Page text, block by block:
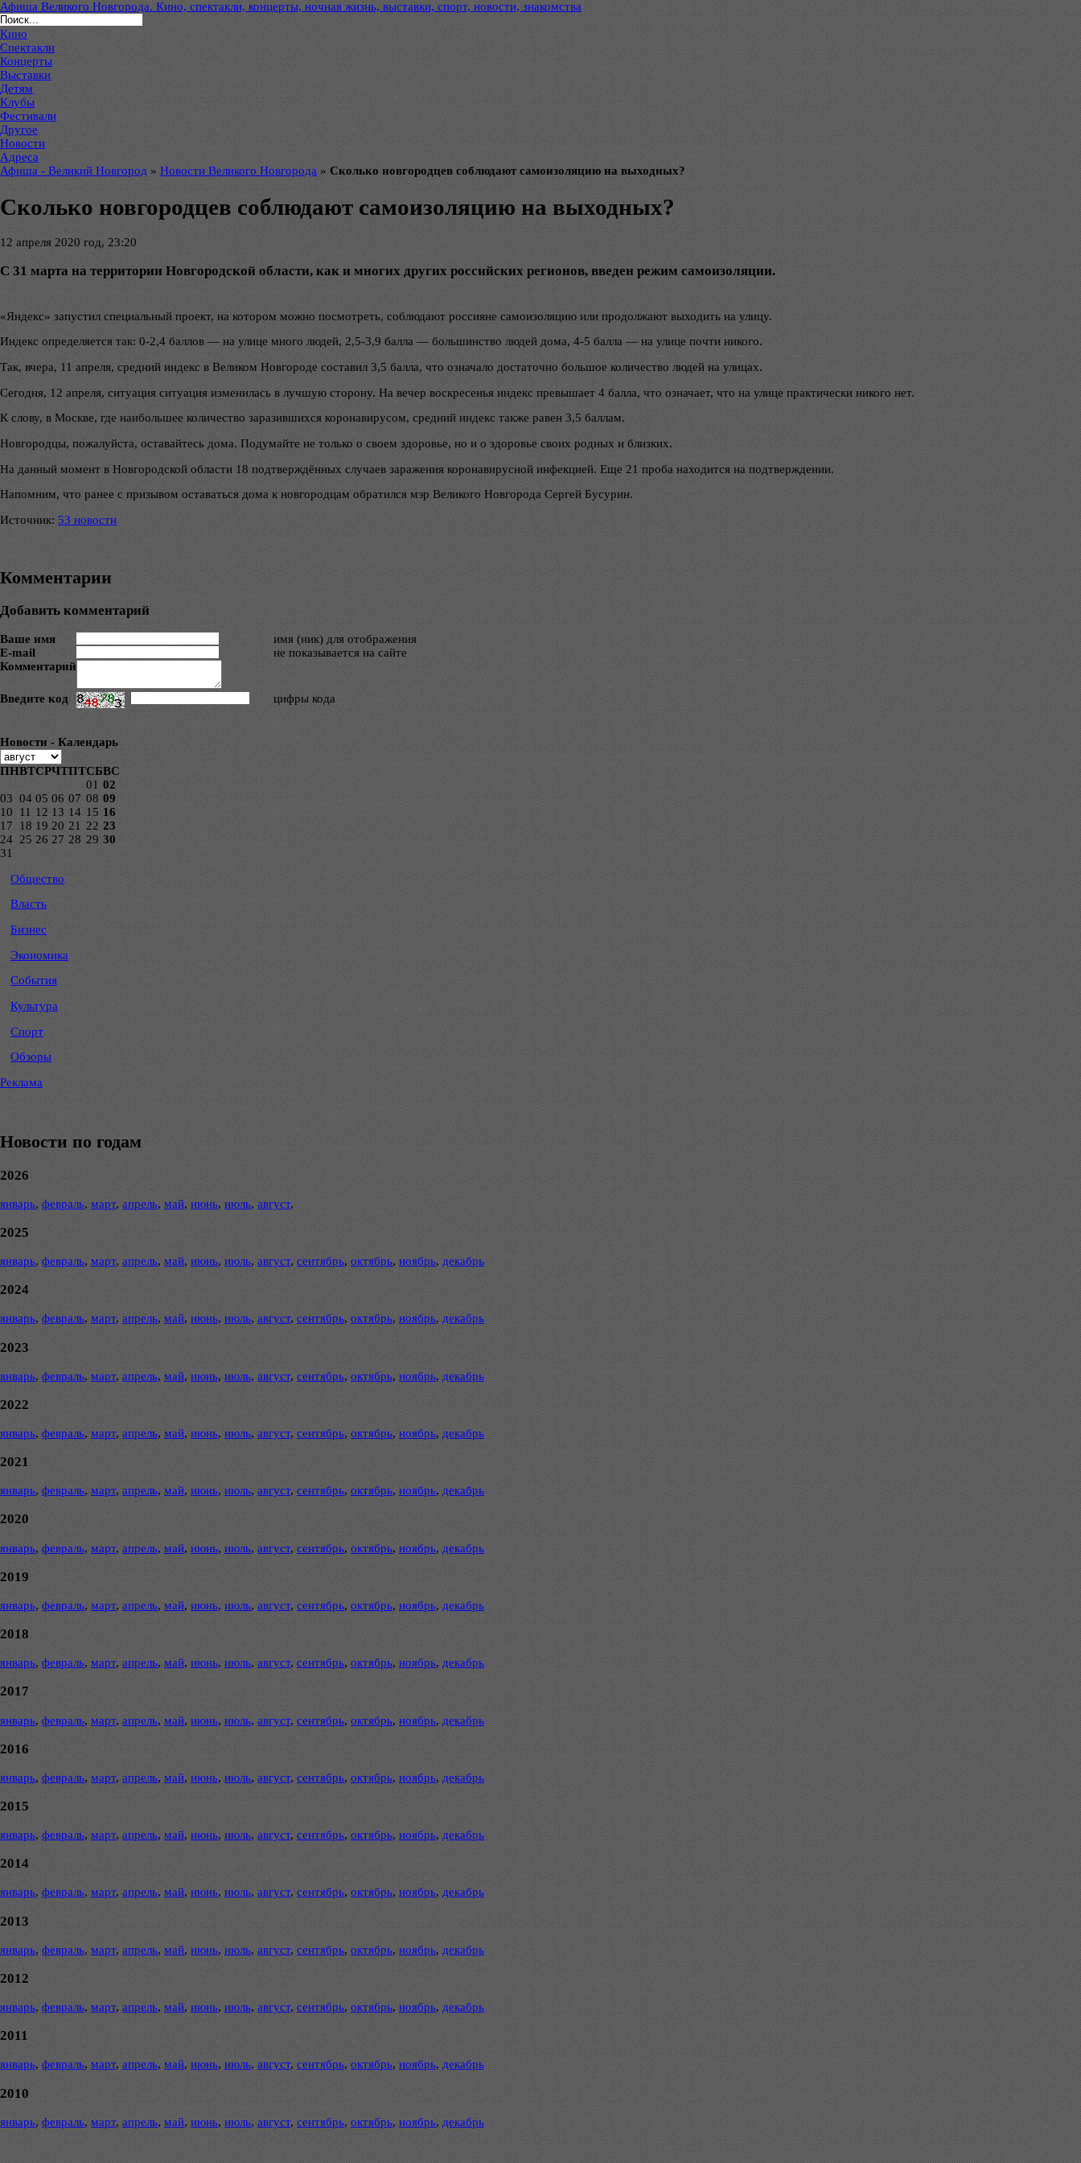
Афиша Великого Новгорода. Кино, спектакли, концерты, ночная жизнь, выставки, спорт, новости, знакомства
Кино
Спектакли
Концерты
Выставки
Детям
Клубы
Фестивали
Другое
Новости
Адреса
Афиша - Великий Новгород » Новости Великого Новгорода » Сколько новгородцев соблюдают самоизоляцию на выходных?
Сколько новгородцев соблюдают самоизоляцию на выходных?
12 апреля 2020 год, 23:20
С 31 марта на территории Новгородской области, как и многих других российских регионов, введен режим самоизоляции.
«Яндекс» запустил специальный проект, на котором можно посмотреть, соблюдают россияне самоизоляцию или продолжают выходить на улицу.
Индекс определяется так: 0-2,4 баллов — на улице много людей, 2,5-3,9 балла — большинство людей дома, 4-5 балла — на улице почти никого.
Так, вчера, 11 апреля, средний индекс в Великом Новгороде составил 3,5 балла, что означало достаточно большое количество людей на улицах.
Сегодня, 12 апреля, ситуация ситуация изменилась в лучшую сторону. На вечер воскресенья индекс превышает 4 балла, что означает, что на улице практически никого нет.
К слову, в Москве, где наибольшее количество заразившихся коронавирусом, средний индекс также равен 3,5 баллам.
Новгородцы, пожалуйста, оставайтесь дома. Подумайте не только о своем здоровье, но и о здоровье своих родных и близких.
На данный момент в Новгородской области 18 подтверждённых случаев заражения коронавирусной инфекцией. Еще 21 проба находится на подтверждении.
Напомним, что ранее с призывом оставаться дома к новгородцам обратился мэр Великого Новгорода Сергей Бусурин.
Источник: 53 новости
Комментарии
Добавить комментарий
Ваше имя
имя (ник) для отображения
E-mail
не показывается на сайте
Комментарий
Введите код цифры кода
Новости - Календарь
ПНВТСРЧТПТСБВС
01 02
03 04 05 06 07 08 09
10
11 12 13 14 15 16
17
18 19 20 21 22 23
24 25 26 27 28 29 30
31
Общество
Власть
Бизнес
Экономика
События
Культура
Спорт
Обзоры
Реклама
Новости по годам
2026
январь, февраль, март, апрель, май, июнь, июль, август,
2025
январь, февраль, март, апрель, май, июнь, июль, август, сентябрь, октябрь, ноябрь, декабрь
2024
январь, февраль, март, апрель, май, июнь, июль, август, сентябрь, октябрь, ноябрь, декабрь
2023
январь, февраль, март, апрель, май, июнь, июль, август, сентябрь, октябрь, ноябрь, декабрь
2022
январь, февраль, март, апрель, май, июнь, июль, август, сентябрь, октябрь, ноябрь, декабрь
2021
январь, февраль, март, апрель, май, июнь, июль, август, сентябрь, октябрь, ноябрь, декабрь
2020
январь, февраль, март, апрель, май, июнь, июль, август, сентябрь, октябрь, ноябрь, декабрь
2019
январь, февраль, март, апрель, май, июнь, июль, август, сентябрь, октябрь, ноябрь, декабрь
2018
январь, февраль, март, апрель, май, июнь, июль, август, сентябрь, октябрь, ноябрь, декабрь
2017
январь, февраль, март, апрель, май, июнь, июль, август, сентябрь, октябрь, ноябрь, декабрь
2016
январь, февраль, март, апрель, май, июнь, июль, август, сентябрь, октябрь, ноябрь, декабрь
2015
январь, февраль, март, апрель, май, июнь, июль, август, сентябрь, октябрь, ноябрь, декабрь
2014
январь, февраль, март, апрель, май, июнь, июль, август, сентябрь, октябрь, ноябрь, декабрь
2013
январь, февраль, март, апрель, май, июнь, июль, август, сентябрь, октябрь, ноябрь, декабрь
2012
январь, февраль, март, апрель, май, июнь, июль, август, сентябрь, октябрь, ноябрь, декабрь
2011
январь, февраль, март, апрель, май, июнь, июль, август, сентябрь, октябрь, ноябрь, декабрь
2010
январь, февраль, март, апрель, май, июнь, июль, август, сентябрь, октябрь, ноябрь, декабрь